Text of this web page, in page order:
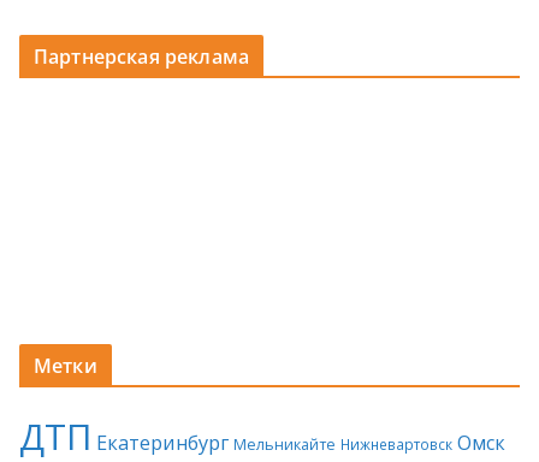
Партнерская реклама
Метки
ДТП Екатеринбург Мельникайте Нижневартовск Омск